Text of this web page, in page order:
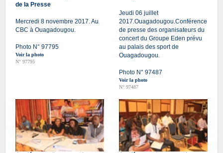
de la Presse
Mercredi 8 novembre 2017. Au
CBC à Ouagadougou.
Photo N° 97795
Voir la photo
N° 97795
Jeudi 06 juillet
2017.Ouagadougou.Conférence
de presse des organisateurs du
concert du Groupe Eden prévu
au palais des sport de
Ouagadougou.
Photo N° 97487
Voir la photo
N° 97487